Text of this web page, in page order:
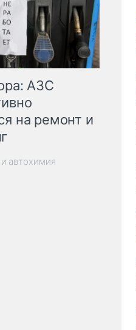
АЗС
на ремонт и
автохимия